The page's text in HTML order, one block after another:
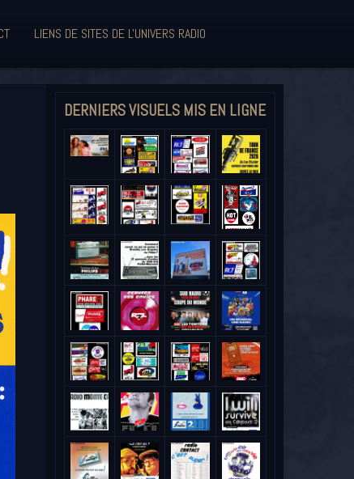
LIENS DE SITES DE L'UNIVERS RADIO
DERNIERS VISUELS MIS EN LIGNE